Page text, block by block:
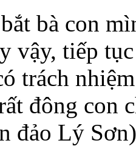
bà con
vậy, tiếp
trách
đông con
đảo Lý Sơn)